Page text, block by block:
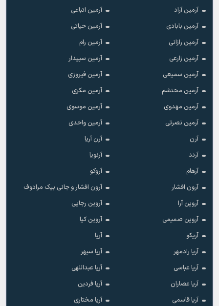
آرمین آراد
آرمین اتباعی
آرمین بابادی
آرمین حیاتی
آرمین رازانی
آرمین رام
آرمین زارعی
آرمین سپیدار
آرمین سمیعی
آرمین فیروزی
آرمین محتشم
آرمین مکری
آرمین مهدوی
آرمین موسوی
آرمین نصرتی
آرمین واحدی
آرن
آرن آریا
آرند
آرنویا
آرهام
آروکو
آرون افشار
آرون افشار و جانی بیک مرادوف
آروین آرا
آروین رجایی
آروین صمیمی
آروین کیا
آریکو
آریا
آریا رادمهر
آریا سپهر
آریا عباسی
آریا عبداللهی
آریا عصاران
آریا فردین
آریا قاسمی
آریا مختاری